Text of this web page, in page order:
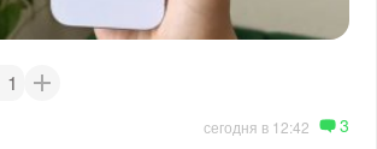
1
сегодня в 12:42 3